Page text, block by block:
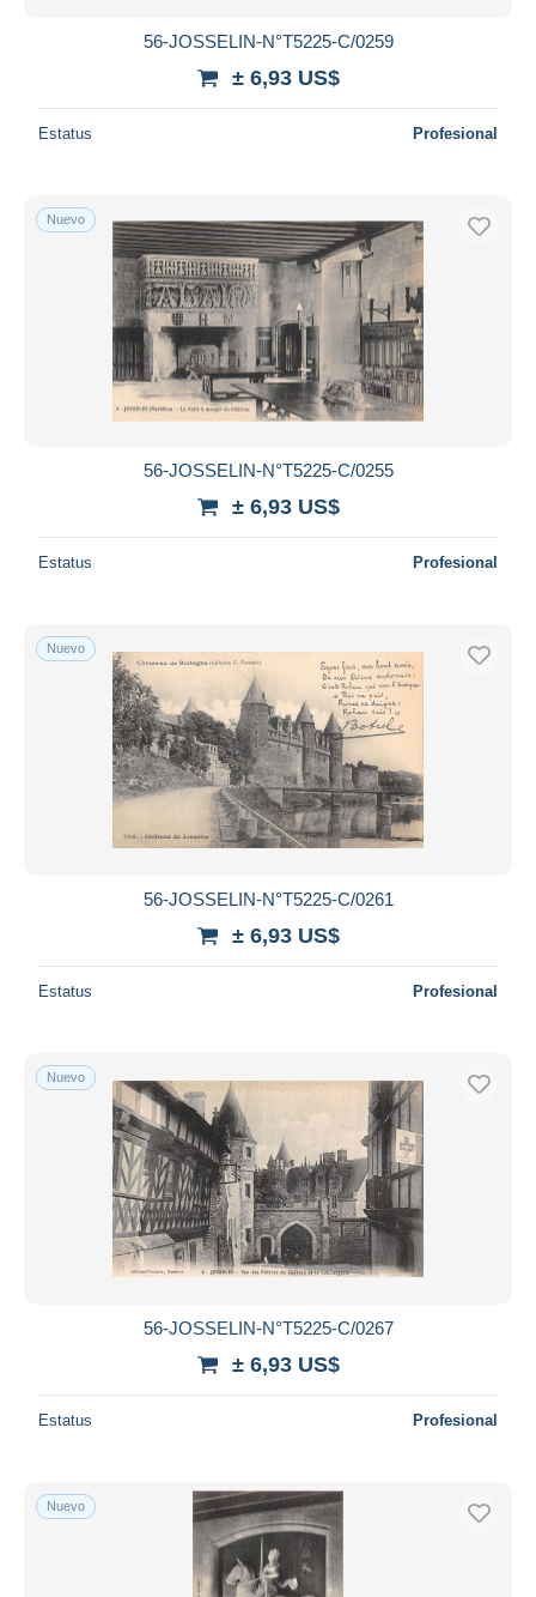
56-JOSSELIN-N°T5225-C/0259
± 6,93 US$
Estatus Profesional
Nuevo
56-JOSSELIN-N°T5225-C/0255
± 6,93 US$
Estatus Profesional
Nuevo
56-JOSSELIN-N°T5225-C/0261
± 6,93 US$
Estatus Profesional
Nuevo
56-JOSSELIN-N°T5225-C/0267
± 6,93 US$
Estatus Profesional
Nuevo